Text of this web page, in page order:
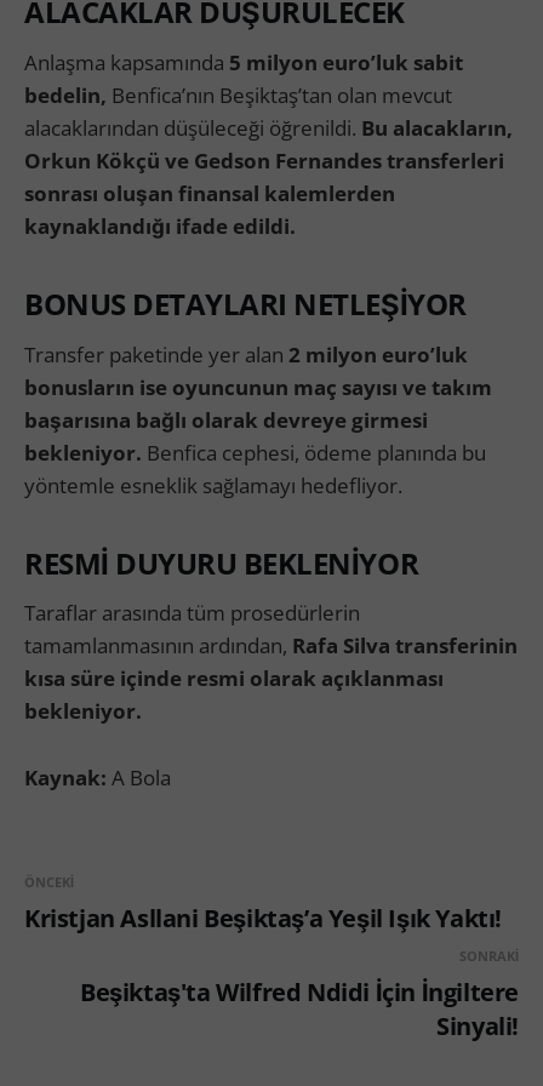
ALACAKLAR DÜŞÜRÜLECEK
Anlaşma kapsamında 5 milyon euro’luk sabit
bedelin, Benfica’nın Beşiktaş’tan olan mevcut
alacaklarından düşüleceği öğrenildi. Bu alacakların,
Orkun Kökçü ve Gedson Fernandes transferleri
sonrası oluşan finansal kalemlerden
kaynaklandığı ifade edildi.
BONUS DETAYLARI NETLEŞİYOR
Transfer paketinde yer alan 2 milyon euro’luk
bonusların ise oyuncunun maç sayısı ve takım
başarısına bağlı olarak devreye girmesi
bekleniyor. Benfica cephesi, ödeme planında bu
yöntemle esneklik sağlamayı hedefliyor.
RESMİ DUYURU BEKLENİYOR
Taraflar arasında tüm prosedürlerin
tamamlanmasının ardından, Rafa Silva transferinin
kısa süre içinde resmi olarak açıklanması
bekleniyor.
Kaynak: A Bola
ÖNCEKI
Kristjan Asllani Beşiktaş’a Yeşil Işık Yaktı!
SONRAKI
Beşiktaş'ta Wilfred Ndidi İçin İngiltere
Sinyali!